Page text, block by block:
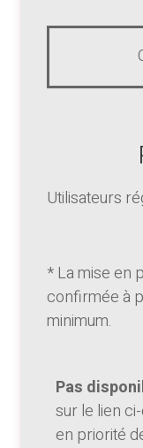
Utilisateurs
* La mise en
confirmée à
minimum.
Pas
sur le lien
en priorité